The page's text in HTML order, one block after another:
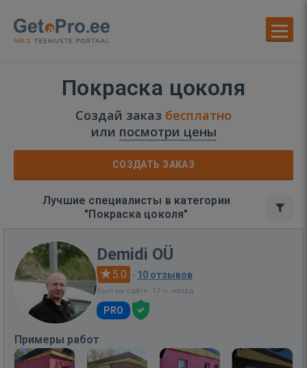
Покраска цоколя
Создай заказ бесплатно
или посмотри цены
СОЗДАТЬ ЗАКАЗ
Лучшие специалисты в категории
"Покраска цоколя"
Demidi OÜ
5.0 · 10 отзывов
Был на сайте: 17 ч. назад
PRO
Примеры работ